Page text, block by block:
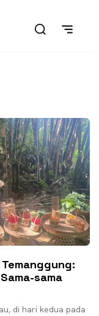
sama
di hari kedua pada